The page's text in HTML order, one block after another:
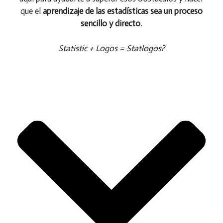
que el aprendizaje de las estadísticas sea un proceso
sencillo y directo.
Statistic+ Logos =Statlogos?